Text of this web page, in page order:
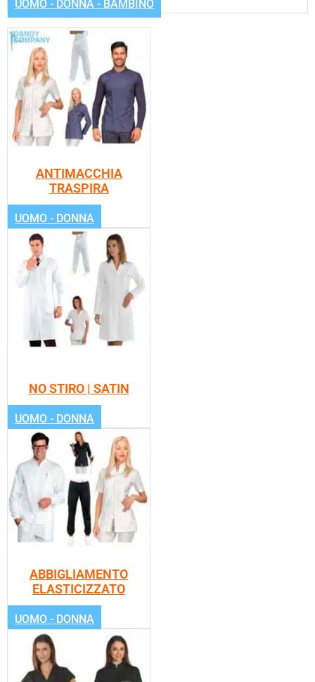
UOMO - DONNA - BAMBINO
ANTIMACCHIA
TRASPIRA
UOMO - DONNA
NO STIRO | SATIN
UOMO - DONNA
ABBIGLIAMENTO
ELASTICIZZATO
UOMO - DONNA